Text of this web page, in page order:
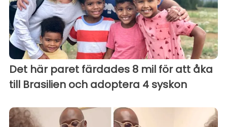
Det här paret färdades 8 mil för att åka
till Brasilien och adoptera 4 syskon